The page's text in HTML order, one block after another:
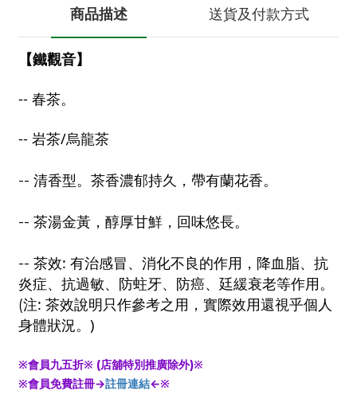
商品描述 送貨及付款方式
【鐵觀音】
-- 春茶。
-- 岩茶/烏龍茶
-- 清香型。 茶香濃郁持久，帶有蘭花香。
-- 茶湯金黃，醇厚甘鮮，回味悠長。
-- 茶效: 有治感冒、消化不良的作用，降血脂、抗
炎症、抗過敏、防蛀牙、防癌、廷緩衰老等作用。
(注: 茶效說明只作參考之用，實際效用還視乎個人
身體狀況。 )
※會員九五折※ (店舖特別推廣除外)※
※會員免費註冊→註冊連結←※